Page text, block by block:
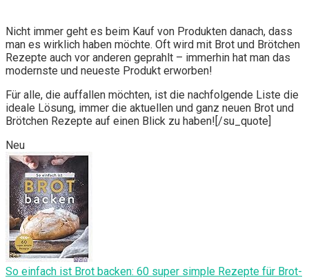
Nicht immer geht es beim Kauf von Produkten danach, dass
man es wirklich haben möchte. Oft wird mit Brot und Brötchen
Rezepte auch vor anderen geprahlt – immerhin hat man das
modernste und neueste Produkt erworben!
Für alle, die auffallen möchten, ist die nachfolgende Liste die
ideale Lösung, immer die aktuellen und ganz neuen Brot und
Brötchen Rezepte auf einen Blick zu haben![/su_quote]
Neu
So einfach ist Brot backen: 60 super simple Rezepte für Brot-